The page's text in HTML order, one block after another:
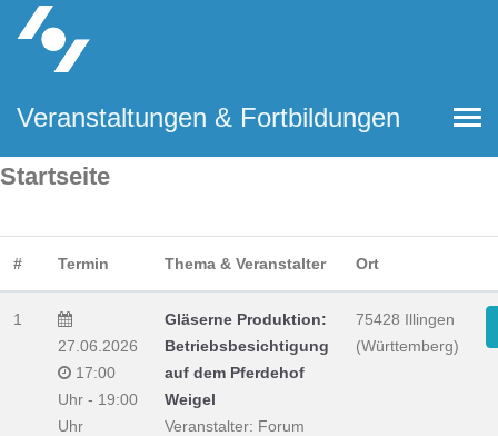
Veranstaltungen & Fortbildungen
Startseite
# Termin Thema & Veranstalter Ort
1
27.06.2026
17:00
Uhr - 19:00
Uhr
Gläserne Produktion:
Betriebsbesichtigung
auf dem Pferdehof
Weigel
Veranstalter: Forum
75428 Illingen
(Württemberg)